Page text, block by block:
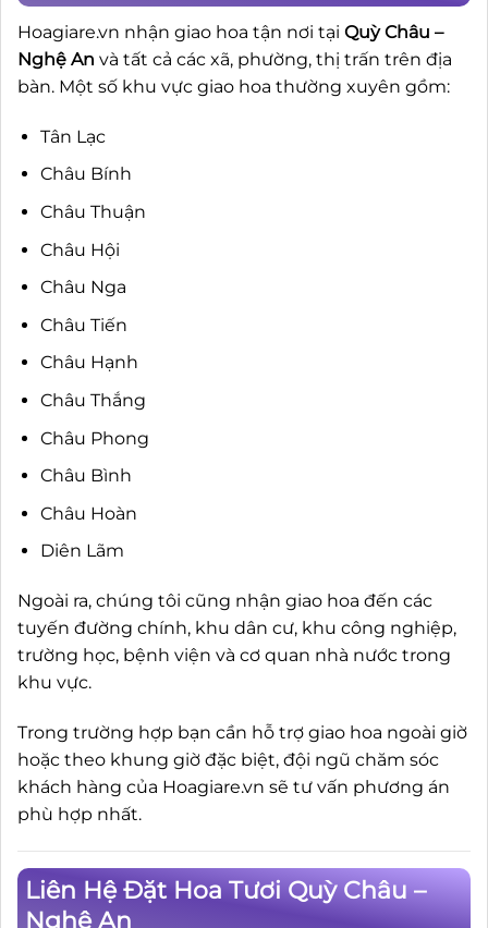
Hoagiare.vn nhận giao hoa tận nơi tại Quỳ Châu –
Nghệ An và tất cả các xã, phường, thị trấn trên địa
bàn. Một số khu vực giao hoa thường xuyên gồm:
Tân Lạc
Châu Bính
Châu Thuận
Châu Hội
Châu Nga
Châu Tiến
Châu Hạnh
Châu Thắng
Châu Phong
Châu Bình
Châu Hoàn
Diên Lãm
Ngoài ra, chúng tôi cũng nhận giao hoa đến các
tuyến đường chính, khu dân cư, khu công nghiệp,
trường học, bệnh viện và cơ quan nhà nước trong
khu vực.
Trong trường hợp bạn cần hỗ trợ giao hoa ngoài giờ
hoặc theo khung giờ đặc biệt, đội ngũ chăm sóc
khách hàng của Hoagiare.vn sẽ tư vấn phương án
phù hợp nhất.
Liên Hệ Đặt Hoa Tươi Quỳ Châu –
Nghệ An